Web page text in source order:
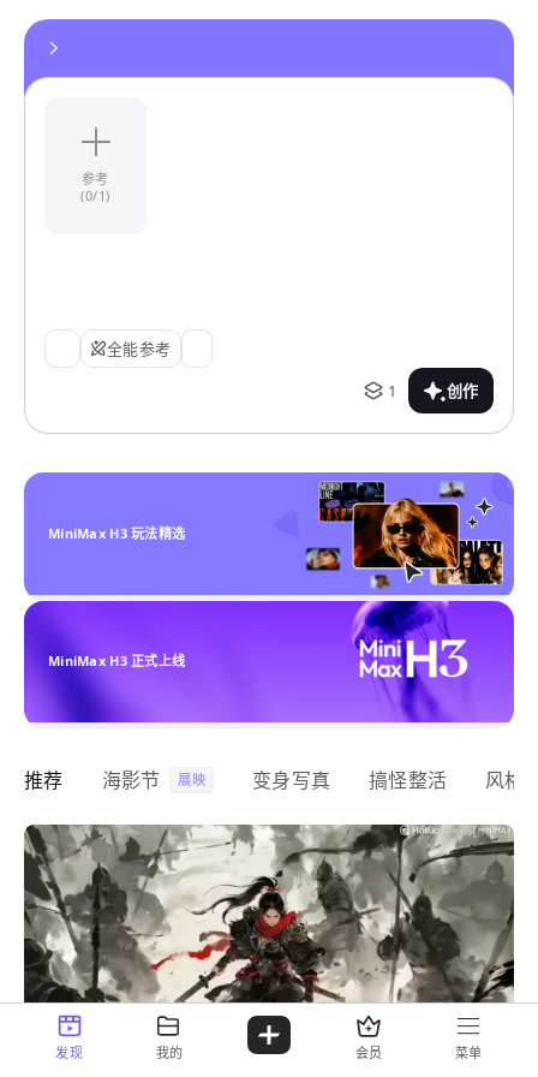
参考
(0/1)
全能参考
1
创作
MiniMax H3 玩法精选
MiniMax H3 正式上线
推荐 海影节 展映 变身写真 搞怪整活 风格
发现 我的 会员 菜单